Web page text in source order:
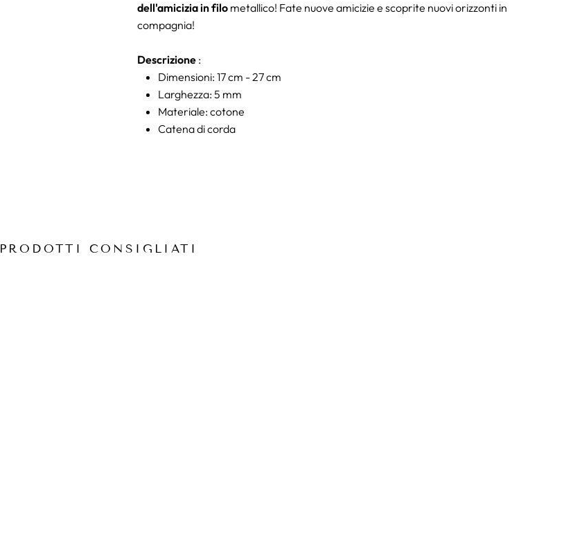
dell'amicizia in filo metallico! Fate nuove amicizie e scoprite nuovi orizzonti in
compagnia!
Descrizione :
Dimensioni: 17 cm - 27 cm
Larghezza: 5 mm
Materiale: cotone
Catena di corda
PRODOTTI CONSIGLIATI